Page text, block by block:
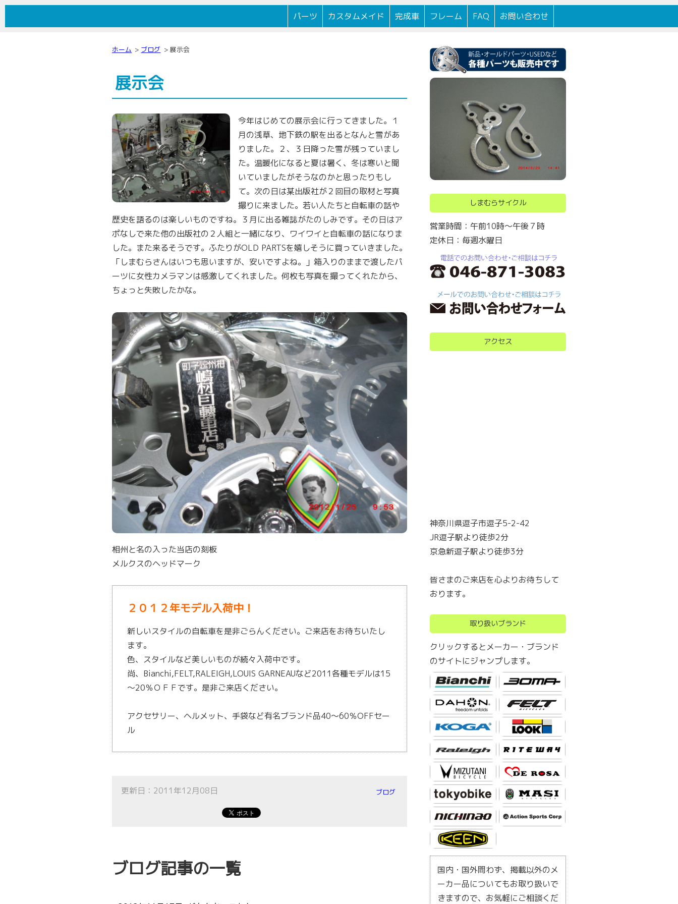
逗子駅前に100年以上続く自転車店です。
パーツ カスタムメイド 完成車 フレーム FAQ お問い合わせ
ホーム ブログ 展示会
展示会
今年はじめての展示会に行ってきました。１
月の浅草、地下鉄の駅を出るとなんと雪があ
りました。２、３日降った雪が残っていまし
た。温暖化になると夏は暑く、冬は寒いと聞
いていましたがそうなのかと思ったりもし
て。次の日は某出版社が２回目の取材と写真
撮りに来ました。若い人たちと自転車の話や
歴史を語るのは楽しいものですね。３月に出る雑誌がたのしみです。その日はア
ポなしで来た他の出版社の２人組と一緒になり、ワイワイと自転車の話になりま
した。また来るそうです。ふたりがOLD PARTSを嬉しそうに買っていきました。
「しまむらさんはいつも思いますが、安いですよね。」箱入りのままで渡したパ
ーツに女性カメラマンは感激してくれました。何枚も写真を撮ってくれたから、
ちょっと失敗したかな。
相州と名の入った当店の刻板
メルクスのヘッドマーク
２０１２年モデル入荷中！
新しいスタイルの自転車を是非ごらんください。ご来店をお待ちいたし
ます。
色、スタイルなど美しいものが続々入荷中です。
尚、Bianchi,FELT,RALEIGH,LOUIS GARNEAUなど2011各種モデルは15
～20％ＯＦＦです。是非ご来店ください。
アクセサリー、ヘルメット、手袋など有名ブランド品40～60％OFFセー
ル
更新日：2011年12月08日 ブログ
ブログ記事の一覧
しまむらサイクル
営業時間：午前10時～午後７時
定休日：毎週水曜日
アクセス
神奈川県逗子市逗子5-2-42
JR逗子駅より徒歩2分
京急新逗子駅より徒歩3分
皆さまのご来店を心よりお待ちして
おります。
取り扱いブランド
クリックするとメーカー・ブランド
のサイトにジャンプします。
国内・国外問わず、掲載以外のメ
ーカー品についてもお取り扱いで
きますので、お気軽にご相談くだ